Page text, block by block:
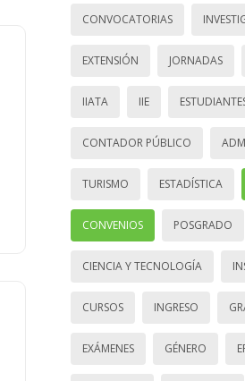
CONVOCATORIAS
EXTENSIÓN JORNADAS
IIATA IIE
CONTADOR PÚBLICO
TURISMO ESTADÍSTICA
CONVENIOS POSGRADO
CIENCIA Y TECNOLOGÍA
CURSOS INGRESO
EXÁMENES GÉNERO